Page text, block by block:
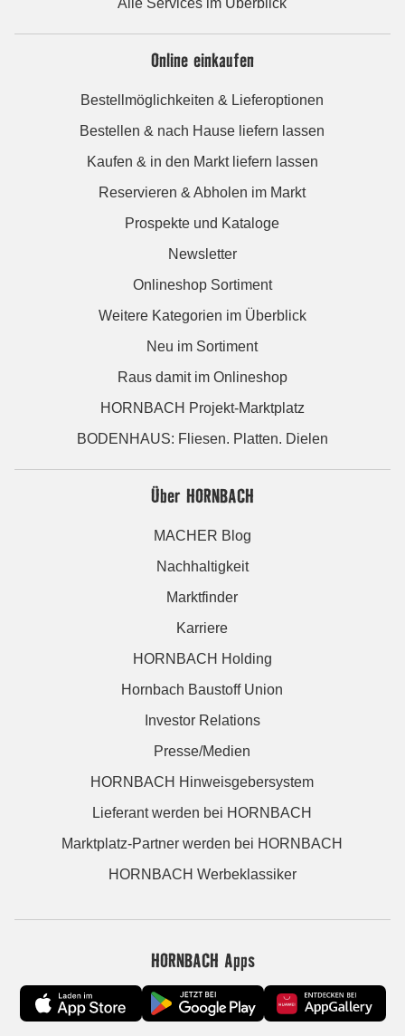
Alle Services im Überblick
Online einkaufen
Bestellmöglichkeiten & Lieferoptionen
Bestellen & nach Hause liefern lassen
Kaufen & in den Markt liefern lassen
Reservieren & Abholen im Markt
Prospekte und Kataloge
Newsletter
Onlineshop Sortiment
Weitere Kategorien im Überblick
Neu im Sortiment
Raus damit im Onlineshop
HORNBACH Projekt-Marktplatz
BODENHAUS: Fliesen. Platten. Dielen
Über HORNBACH
MACHER Blog
Nachhaltigkeit
Marktfinder
Karriere
HORNBACH Holding
Hornbach Baustoff Union
Investor Relations
Presse/Medien
HORNBACH Hinweisgebersystem
Lieferant werden bei HORNBACH
Marktplatz-Partner werden bei HORNBACH
HORNBACH Werbeklassiker
HORNBACH Apps